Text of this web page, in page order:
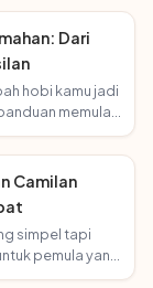
Dari
hobi kamu jadi
memulai
Camilan
simpel tapi
pemula yang